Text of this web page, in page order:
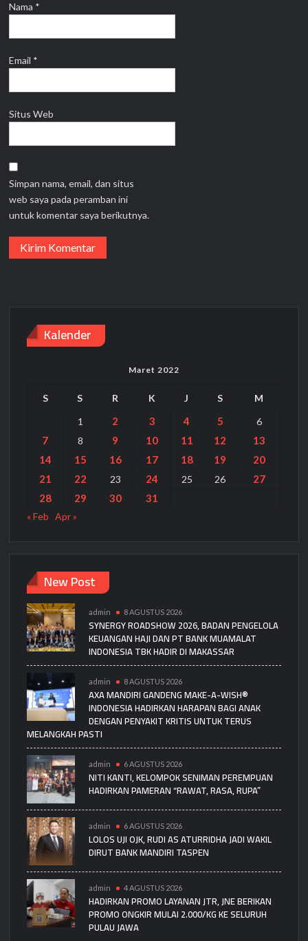
Nama *
Email *
Situs Web
Simpan nama, email, dan situs
web saya pada peramban ini
untuk komentar saya berikutnya.
Kalender
Maret 2022
S S R K J S
M
1
2 3 4 5 6
7 8 9 10 11 12
13
14
15 16 17 18 19
20
21
22 23 24 25 26
27
28
29 30 31
« Feb Apr »
New Post
admin 8 AGUSTUS 2026
SYNERGY ROADSHOW 2026, BADAN PENGELOLA
KEUANGAN HAJI DAN PT BANK MUAMALAT
INDONESIA TBK HADIR DI MAKASSAR
admin 8 AGUSTUS 2026
AXA MANDIRI GANDENG MAKE-A-WISH®
INDONESIA HADIRKAN HARAPAN BAGI ANAK
DENGAN PENYAKIT KRITIS UNTUK TERUS
MELANGKAH PASTI
admin 6 AGUSTUS 2026
NITI KANTI, KELOMPOK SENIMAN PEREMPUAN
HADIRKAN PAMERAN “RAWAT, RASA, RUPA”
admin 6 AGUSTUS 2026
LOLOS UJI OJK, RUDI AS ATURRIDHA JADI WAKIL
DIRUT BANK MANDIRI TASPEN
admin 4 AGUSTUS 2026
HADIRKAN PROMO LAYANAN JTR, JNE BERIKAN
PROMO ONGKIR MULAI 2.000/KG KE SELURUH
PULAU JAWA